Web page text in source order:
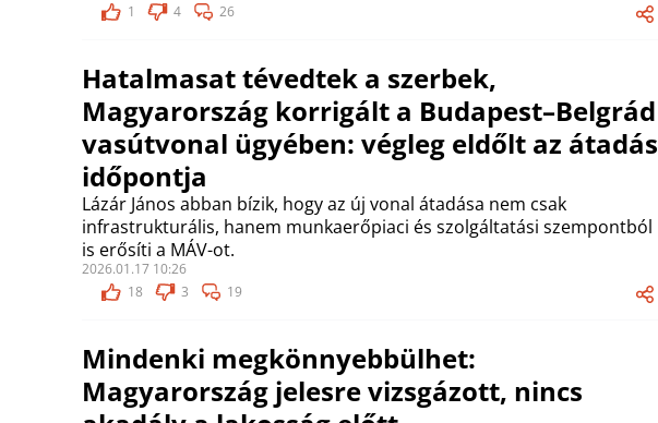
1
4 26
Hatalmasat tévedtek a szerbek,
Magyarország korrigált a Budapest–Belgrád
vasútvonal ügyében: végleg eldőlt az átadás
időpontja
Lázár János abban bízik, hogy az új vonal átadása nem csak
infrastrukturális, hanem munkaerőpiaci és szolgáltatási szempontból
is erősíti a MÁV-ot.
2026.01.17 10:26
18
3 19
Mindenki megkönnyebbülhet:
Magyarország jelesre vizsgázott, nincs